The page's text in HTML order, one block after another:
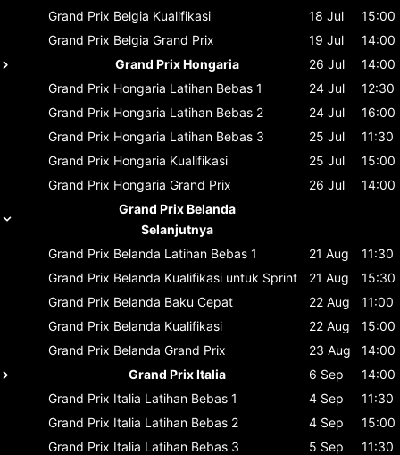
Grand Prix Belgia Kualifikasi 18 Jul
15:00
Grand Prix Belgia Grand Prix 19 Jul
14:00
Grand Prix Hongaria
26 Jul
14:00
Grand Prix Hongaria Latihan Bebas 1 24 Jul
12:30
Grand Prix Hongaria Latihan Bebas 2 24 Jul
16:00
Grand Prix Hongaria Latihan Bebas 3 25 Jul
11:30
Grand Prix Hongaria Kualifikasi 25 Jul
15:00
Grand Prix Hongaria Grand Prix 26 Jul
14:00
Grand Prix Belanda
Selanjutnya
Grand Prix Belanda Latihan Bebas 1 21 Aug
11:30
Grand Prix Belanda Kualifikasi untuk Sprint 21 Aug
15:30
Grand Prix Belanda Baku Cepat 22 Aug
11:00
Grand Prix Belanda Kualifikasi 22 Aug
15:00
Grand Prix Belanda Grand Prix 23 Aug
14:00
Grand Prix Italia
6 Sep
14:00
Grand Prix Italia Latihan Bebas 1 4 Sep
11:30
Grand Prix Italia Latihan Bebas 2 4 Sep
15:00
Grand Prix Italia Latihan Bebas 3 5 Sep
11:30